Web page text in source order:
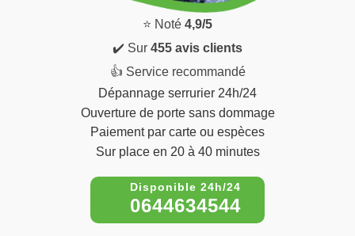
⭐ Noté 4,9/5
✔️ Sur 455 avis clients
👍 Service recommandé
Dépannage serrurier 24h/24
Ouverture de porte sans dommage
Paiement par carte ou espèces
Sur place en 20 à 40 minutes
0644634544